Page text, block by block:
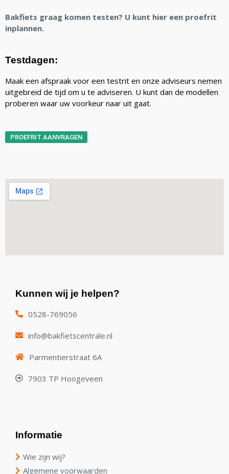
Bakfiets graag komen testen? U kunt hier een proefrit
inplannen.
Testdagen:
Maak een afspraak voor een testrit en onze adviseurs nemen
uitgebreid de tijd om u te adviseren. U kunt dan de modellen
proberen waar uw voorkeur naar uit gaat.
PROEFRIT AANVRAGEN
Kunnen wij je helpen?
0528-769056
info@bakfietscentrale.nl
Parmentierstraat 6A
7903 TP Hoogeveen
Informatie
Wie zijn wij?
Algemene voorwaarden